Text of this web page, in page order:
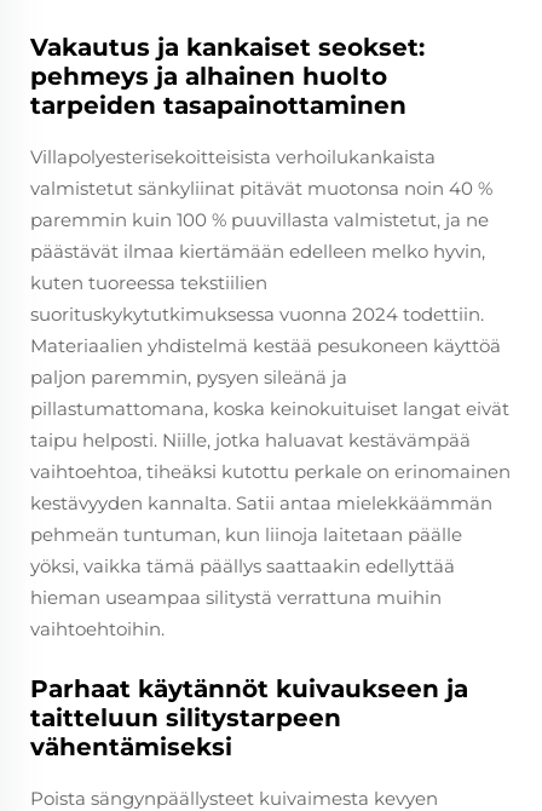
Vakautus ja kankaiset seokset:
pehmeys ja alhainen huolto
tarpeiden tasapainottaminen
Villapolyesterisekoitteisista verhoilukankaista
valmistetut sänkyliinat pitävät muotonsa noin 40 %
paremmin kuin 100 % puuvillasta valmistetut, ja ne
päästävät ilmaa kiertämään edelleen melko hyvin,
kuten tuoreessa tekstiilien
suorituskykytutkimuksessa vuonna 2024 todettiin.
Materiaalien yhdistelmä kestää pesukoneen käyttöä
paljon paremmin, pysyen sileänä ja
pillastumattomana, koska keinokuituiset langat eivät
taipu helposti. Niille, jotka haluavat kestävämpää
vaihtoehtoa, tiheäksi kutottu perkale on erinomainen
kestävyyden kannalta. Satii antaa mielekkäämmän
pehmeän tuntuman, kun liinoja laitetaan päälle
yöksi, vaikka tämä päällys saattaakin edellyttää
hieman useampaa silitystä verrattuna muihin
vaihtoehtoihin.
Parhaat käytännöt kuivaukseen ja
taitteluun silitystarpeen
vähentämiseksi
Poista sängynpäällysteet kuivaimesta kevyen